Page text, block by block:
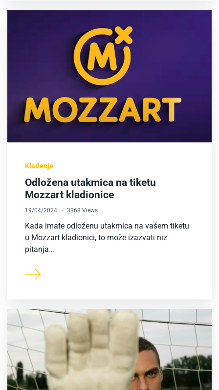
Klađenje
Odložena utakmica na tiketu
Mozzart kladionice
19/04/2024 3368 Views
Kada imate odloženu utakmica na vašem tiketu
u Mozzart kladionici, to može izazvati niz
pitanja…